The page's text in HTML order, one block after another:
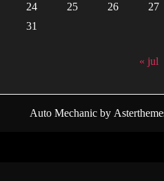
24
25 26 27
31
« jul
Auto Mechanicby